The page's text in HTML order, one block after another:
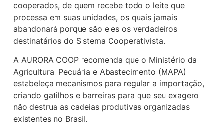
cooperados, de quem recebe todo o leite que
processa em suas unidades, os quais jamais
abandonará porque são eles os verdadeiros
destinatários do Sistema Cooperativista.
A AURORA COOP recomenda que o Ministério da
Agricultura, Pecuária e Abastecimento (MAPA)
estabeleça mecanismos para regular a importação,
criando gatilhos e barreiras para que seu exagero
não destrua as cadeias produtivas organizadas
existentes no Brasil.